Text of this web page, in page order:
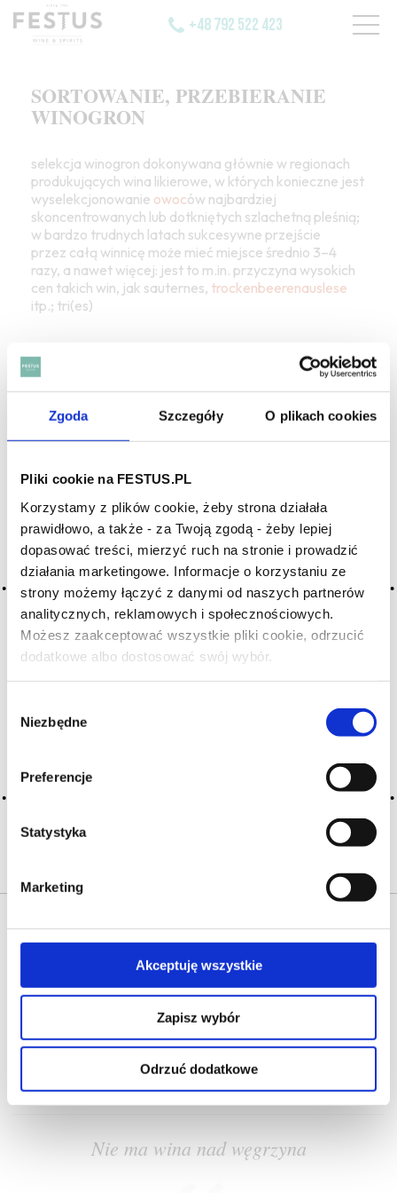
Zgoda Szczegóły O plikach cookies
Pliki cookie na FESTUS.PL
Korzystamy z plików cookie, żeby strona działała
prawidłowo, a także - za Twoją zgodą - żeby lepiej
dopasować treści, mierzyć ruch na stronie i prowadzić
działania marketingowe. Informacje o korzystaniu ze
strony możemy łączyć z danymi od naszych partnerów
analitycznych, reklamowych i społecznościowych.
Możesz zaakceptować wszystkie pliki cookie, odrzucić
dodatkowe albo dostosować swój wybór.
zgody
Niezbędne
Preferencje
Statystyka
Marketing
Akceptuję wszystkie
Zapisz wybór
Odrzuć dodatkowe
Czy masz ukończone 18 lat?
+48 792 522 423
SORTOWANIE, PRZEBIERANIE
WINOGRON
selekcja winogron dokonywana głównie w regionach
produkujących wina likierowe, w których konieczne jest
wyselekcjonowanie owoców najbardziej
skoncentrowanych lub dotkniętych szlachetną pleśnią;
w bardzo trudnych latach sukcesywne przejście
przez całą winnicę może mieć miejsce średnio 3–4
razy, a nawet więcej: jest to m.in. przyczyna wysokich
cen takich win, jak sauternes, trockenbeerenauslese
itp.; tri(es)
HASŁA ALFABETYCZNIE:
WYBIERZ LITERĘ ALFABETU
PONIŻEJ:
A B C-Ć D E F
H I J K L-Ł M
O-Ó P Q R S-Ś
U V W X-Y
Z-Ź-Ż
wprowadzaniem do
słownika nowych haseł.
Jeśli jakis termin stwarza
Państwu szczególny
proszę nas o
.
OFERTA ONLINE PRODUCENCI
PRZEWODNIK
SŁOWNIK
Nie ma wina nad węgrzyna